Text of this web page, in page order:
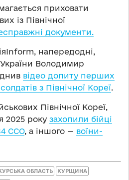
приховати
із Північної
документи.
напередодні,
Володимир
відео допиту перших
з Північної Кореї.
Північної Кореї,
2025 року захопили бійці
ССО, а іншого — воїни-
ОБЛАСТЬ КУРЩИНА